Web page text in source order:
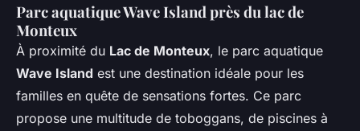
Parc aquatique Wave Island près du lac de
Monteux
À proximité du Lac de Monteux, le parc aquatique
Wave Island est une destination idéale pour les
familles en quête de sensations fortes. Ce parc
propose une multitude de toboggans, de piscines à